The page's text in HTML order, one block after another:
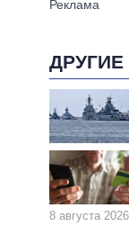
8 августа